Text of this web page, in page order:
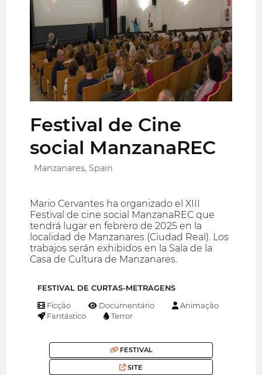
Festival de Cine
social ManzanaREC
Manzanares, Spain
Mario Cervantes ha organizado el XIII
Festival de cine social ManzanaREC que
tendrá lugar en febrero de 2025 en la
localidad de Manzanares (Ciudad Real). Los
trabajos serán exhibidos en la Sala de la
Casa de Cultura de Manzanares.
FESTIVAL DE CURTAS-METRAGENS
Ficção Documentário
Animação
Fantástico
Terror
FESTIVAL
SITE